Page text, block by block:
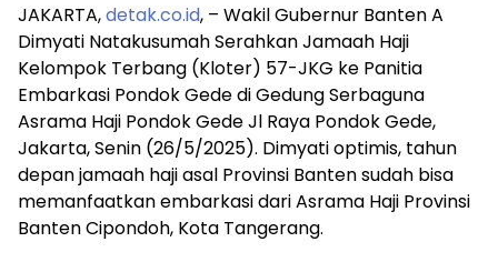
JAKARTA,detak.co.id, – Wakil Gubernur Banten A
Dimyati Natakusumah Serahkan Jamaah Haji
Kelompok Terbang (Kloter) 57-JKG ke Panitia
Embarkasi Pondok Gede di Gedung Serbaguna
Asrama Haji Pondok Gede Jl Raya Pondok Gede,
Jakarta, Senin (26/5/2025). Dimyati optimis, tahun
depan jamaah haji asal Provinsi Banten sudah bisa
memanfaatkan embarkasi dari Asrama Haji Provinsi
Banten Cipondoh, Kota Tangerang.